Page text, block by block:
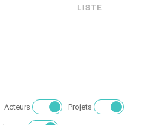
LISTE
Acteurs Projets